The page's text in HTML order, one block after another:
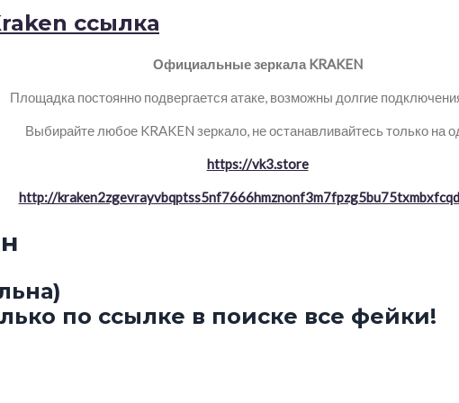
ссылка
Официальные зеркала KRAKEN
Площадка постоянно подвергается атаке, возможны долгие
Выбирайте любое KRAKEN зеркало, не останавливайтесь только на
https://vk3.store
http://
по ссылке в поиске все фейки!